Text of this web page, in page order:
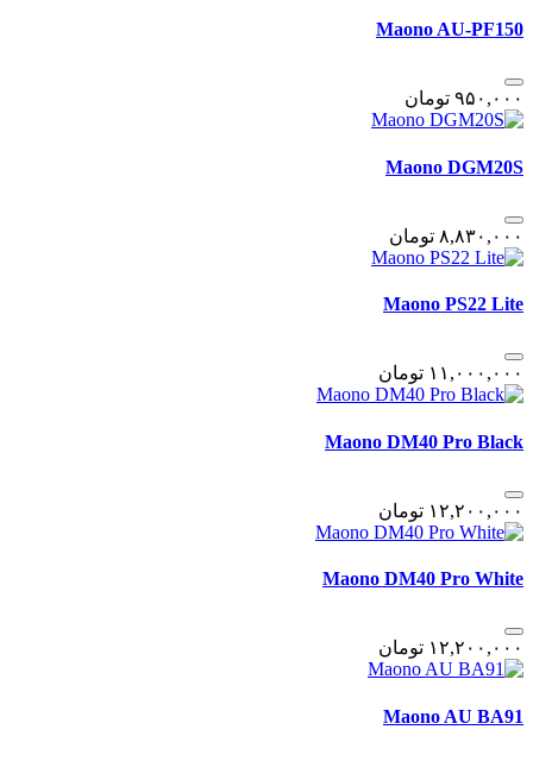
Maono AU-PF150
٩۵٠,٠٠٠ تومان
Maono DGM20S
٨,٨٣٠,٠٠٠ تومان
Maono PS22 Lite
١١,٠٠٠,٠٠٠ تومان
Maono DM40 Pro Black
١٢,٢٠٠,٠٠٠ تومان
Maono DM40 Pro White
١٢,٢٠٠,٠٠٠ تومان
Maono AU BA91